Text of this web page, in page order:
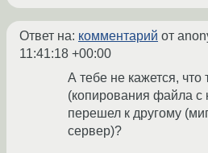
Ответ на: комментарий от
11:41:18 +00:00
А тебе не кажется, что
(копирования файла с
перешел к другому
сервер)?